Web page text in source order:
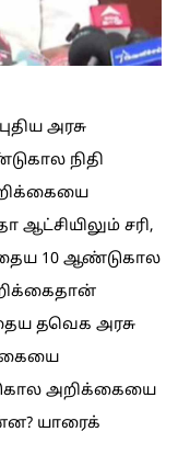
அரசு
நிதி
ஆட்சியிலும் சரி,
10 ஆண்டுகால
தவெக அரசு
அறிக்கையை
யாரைக்